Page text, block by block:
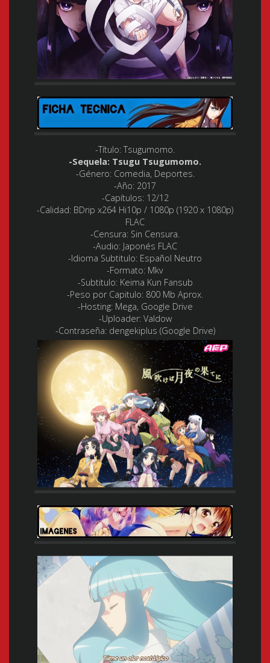
-Título: Tsugumomo.
-Sequela: Tsugu Tsugumomo.
-Género:Comedia, Deportes.
-Año: 2017
-Capítulos:12/12
-Calidad: BDrip x264 Hi10p / 1080p (1920 x 1080p)
FLAC
-Censura: Sin Censura.
-Audio: Japonés FLAC
-Idioma Subtitulo: Español Neutro
-Formato: Mkv
-Subtitulo: Keima Kun Fansub
-Peso por Capitulo: 800 Mb Aprox.
-Hosting:Mega, Google Drive
-Uploader: Valdow
-Contraseña: dengekiplus (Google Drive)